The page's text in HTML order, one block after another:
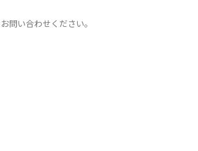
問い合わせください。